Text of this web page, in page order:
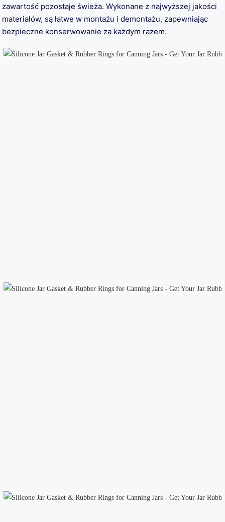
zawartość pozostaje świeża. Wykonane z najwyższej jakości
materiałów, są łatwe w montażu i demontażu, zapewniając
bezpieczne konserwowanie za każdym razem.